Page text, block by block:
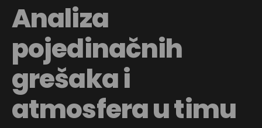
Analiza
pojedinačnih
grešaka i
atmosfera u timu